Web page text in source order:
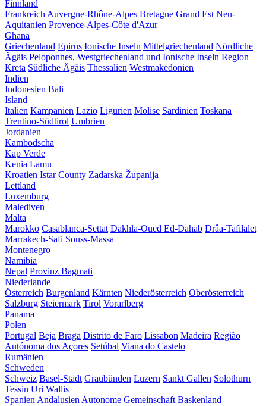
Finnland
Frankreich Auvergne-Rhône-Alpes Bretagne Grand Est Neu-
Aquitanien Provence-Alpes-Côte d'Azur
Ghana
Griechenland Epirus Ionische Inseln Mittelgriechenland Nördliche
Ägäis Peloponnes, Westgriechenland und Ionische Inseln Region
Kreta Südliche Ägäis Thessalien Westmakedonien
Indien
Indonesien Bali
Island
Italien Kampanien Lazio Ligurien Molise Sardinien Toskana
Trentino-Südtirol Umbrien
Jordanien
Kambodscha
Kap Verde
Kenia Lamu
Kroatien Istar County Zadarska Županija
Lettland
Luxemburg
Malediven
Malta
Marokko Casablanca-Settat Dakhla-Oued Ed-Dahab Drâa-Tafilalet
Marrakech-Safi Souss-Massa
Montenegro
Namibia
Nepal Provinz Bagmati
Niederlande
Österreich Burgenland Kärnten Niederösterreich Oberösterreich
Salzburg Steiermark Tirol Vorarlberg
Panama
Polen
Portugal Beja Braga Distrito de Faro Lissabon Madeira Região
Autónoma dos Açores Setúbal Viana do Castelo
Rumänien
Schweden
Schweiz Basel-Stadt Graubünden Luzern Sankt Gallen Solothurn
Tessin Uri Wallis
Spanien Andalusien Autonome Gemeinschaft Baskenland